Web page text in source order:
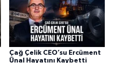
Çağ Çelik CEO’su Ercüment
Ünal Hayatını Kaybetti